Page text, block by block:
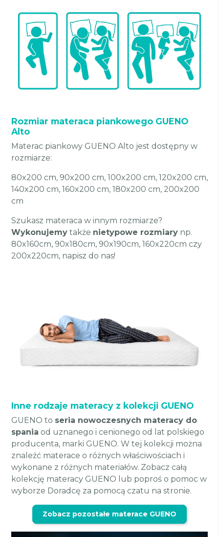
Rozmiar materaca piankowego GUENO
Alto
Materac piankowy GUENO Alto jest dostępny w
rozmiarze:
80x200 cm, 90x200 cm, 100x200 cm, 120x200 cm,
140x200 cm, 160x200 cm, 180x200 cm, 200x200
cm
Szukasz materaca w innym rozmiarze?
Wykonujemy także nietypowe rozmiary np.
80x160cm, 90x180cm, 90x190cm, 160x220cm czy
200x220cm, napisz do nas!
Inne rodzaje materacy z kolekcji GUENO
GUENO to seria nowoczesnych materacy do
spania od uznanego i cenionego od lat polskiego
producenta, marki GUENO. W tej kolekcji można
znaleźć materace o różnych właściwościach i
wykonane z różnych materiałów. Zobacz całą
kolekcję materacy GUENO lub poproś o pomoc w
wyborze Doradcę za pomocą czatu na stronie.
Zobacz pozostałe materace GUENO